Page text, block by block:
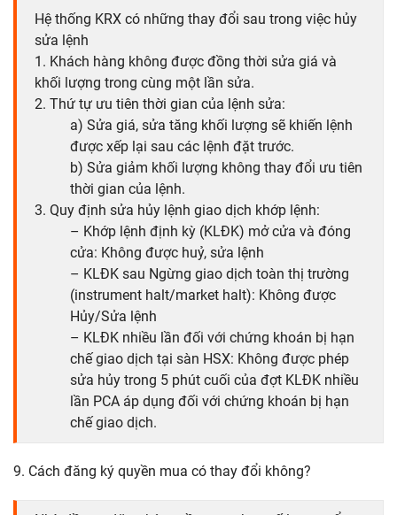
Hệ thống KRX có những thay đổi sau trong việc hủy
sửa lệnh
1. Khách hàng không được đồng thời sửa giá và
khối lượng trong cùng một lần sửa.
2. Thứ tự ưu tiên thời gian của lệnh sửa:
a) Sửa giá, sửa tăng khối lượng sẽ khiến lệnh
được xếp lại sau các lệnh đặt trước.
b) Sửa giảm khối lượng không thay đổi ưu tiên
thời gian của lệnh.
3. Quy định sửa hủy lệnh giao dịch khớp lệnh:
– Khớp lệnh định kỳ (KLĐK) mở cửa và đóng
cửa: Không được huỷ, sửa lệnh
– KLĐK sau Ngừng giao dịch toàn thị trường
(instrument halt/market halt): Không được
Hủy/Sửa lệnh
– KLĐK nhiều lần đối với chứng khoán bị hạn
chế giao dịch tại sàn HSX: Không được phép
sửa hủy trong 5 phút cuối của đợt KLĐK nhiều
lần PCA áp dụng đối với chứng khoán bị hạn
chế giao dịch.
9. Cách đăng ký quyền mua có thay đổi không?